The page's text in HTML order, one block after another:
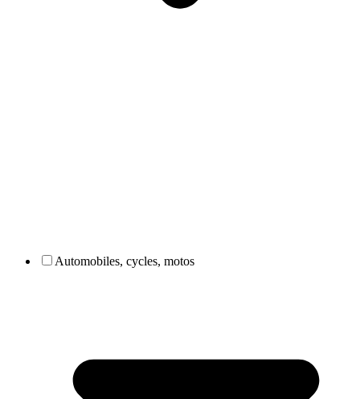
Automobiles, cycles, motos